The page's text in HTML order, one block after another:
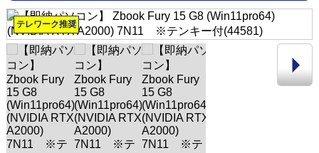
テレワーク推奨